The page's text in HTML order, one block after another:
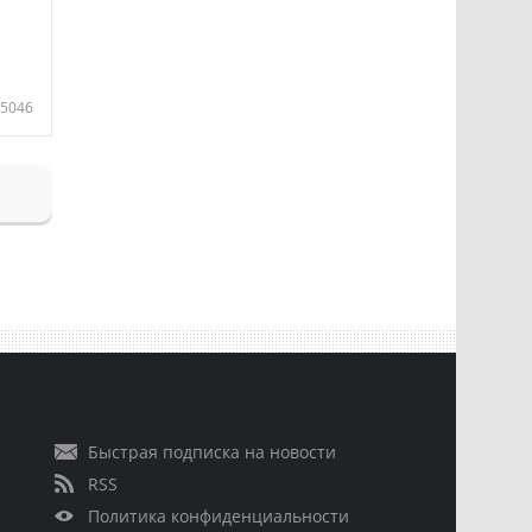
5046
Быстрая подписка на новости
RSS
Политика конфиденциальности